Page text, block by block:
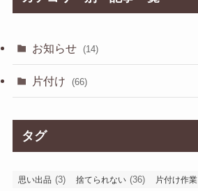
お知らせ (14)
片付け (66)
タグ
思い出品 (3) 捨てられない (36) 片付け作業